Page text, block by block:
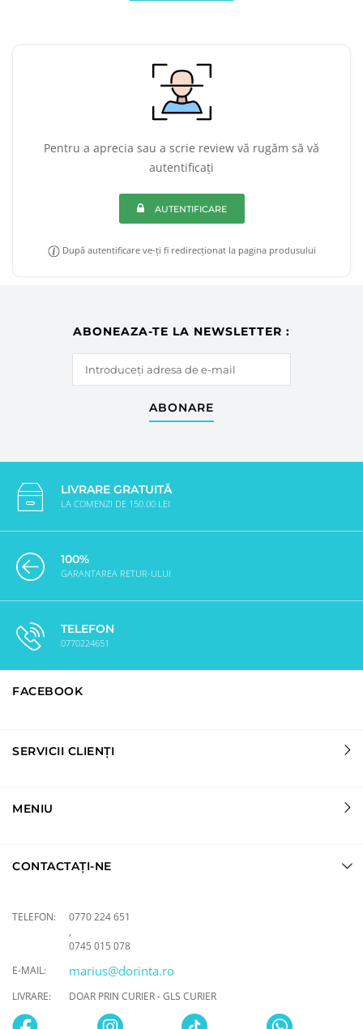
Pentru a aprecia sau a scrie review vă rugăm să vă
autentificați
AUTENTIFICARE
După autentificare ve-ți fi redirecționat la pagina produsului
ABONEAZA-TE LA NEWSLETTER :
ABONARE
LIVRARE GRATUITĂ
LA COMENZI DE 150.00 LEI
100%
GARANTAREA RETUR-ULUI
TELEFON
0770224651
FACEBOOK
SERVICII CLIENȚI
MENIU
CONTACTAȚI-NE
TELEFON:
0770 224 651
,
0745 015 078
E-MAIL:
marius@dorinta.ro
LIVRARE: DOAR PRIN CURIER - GLS CURIER